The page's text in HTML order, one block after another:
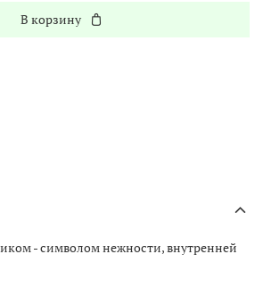
В корзину
- символом нежности, внутренней